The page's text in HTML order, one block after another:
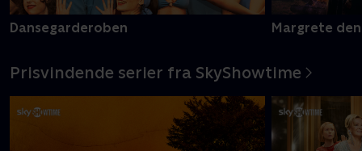
Dansegarderoben Margrete
Prisvindende serier fra SkyShowtime